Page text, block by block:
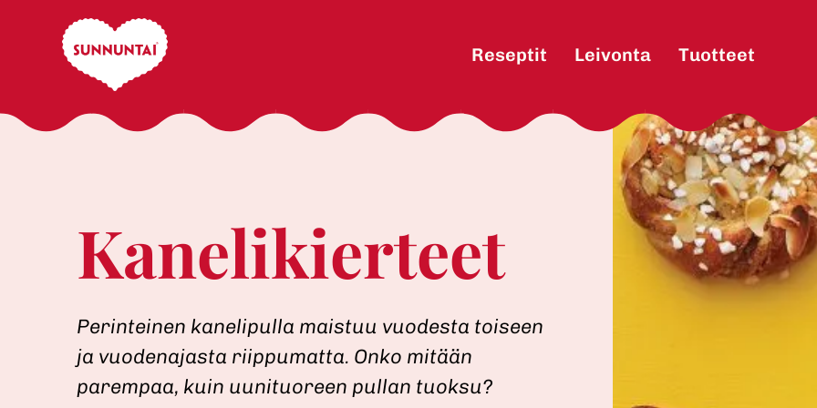
Main
Reseptit Leivonta Tuotteet
Kanelikier­teet
Perinteinen kanelipulla maistuu vuodesta toiseen
ja vuodenajasta riippumatta. Onko mitään
parempaa, kuin uunituoreen pullan tuoksu?